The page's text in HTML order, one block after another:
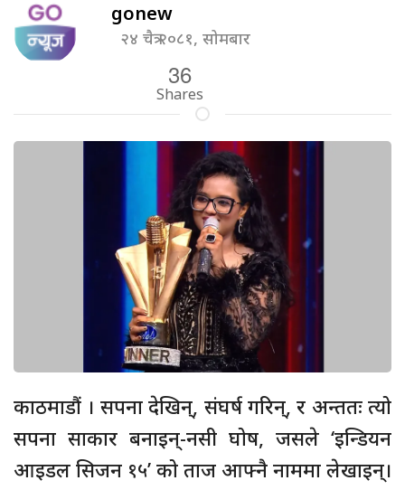
gonew
२४ चैत्र २०८१, सोमबार
36
Shares
काठमाडौं । सपना देखिन्, संघर्ष गरिन्, र अन्ततः त्यो
सपना साकार बनाइन्-नसी घोष, जसले ‘इन्डियन
आइडल सिजन १५’ को ताज आफ्नै नाममा लेखाइन्।